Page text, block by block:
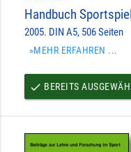
Handbuch Sportspiel
2005. DIN A5, 506 Seiten
»MEHR ERFAHREN ...
done BEREITS